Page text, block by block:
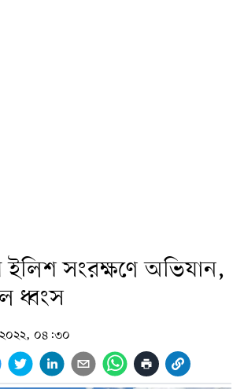
ইলিশ সংরক্ষণে অভিযান,
ধ্বংস
০৪:৩০